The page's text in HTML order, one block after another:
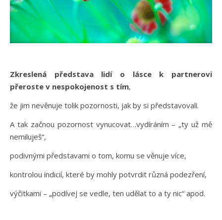
Zkreslená představa lidí o lásce k partnerovi
přeroste v nespokojenost s tím,
že jim nevěnuje tolik pozornosti, jak by si představovali.
A tak začnou pozornost vynucovat…vydíráním – „ty už mě
nemiluješ“,
podivnými představami o tom, komu se věnuje více,
kontrolou indicií, které by mohly potvrdit různá podezření,
výčitkami – „podívej se vedle, ten udělat to a ty nic“ apod.